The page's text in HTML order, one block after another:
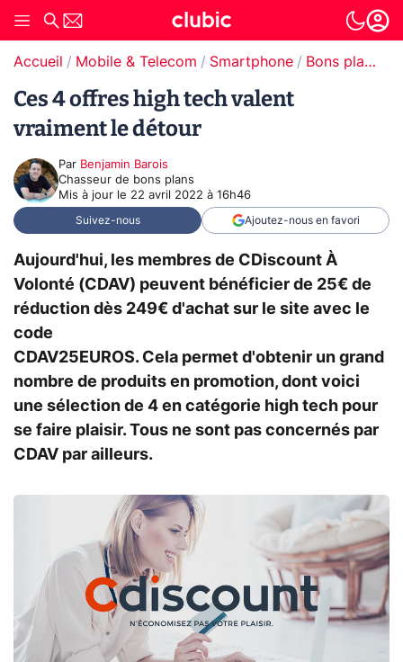
Accueil Mobile & Telecom Smartphone Bons plans Smartphones
Ces 4 offres high tech valent
vraiment le détour
Par Benjamin Barois
Chasseur de bons plans
Mis à jour le 22 avril 2022 à 16h46
Suivez-nous Ajoutez-nous en favori
Aujourd'hui, les membres de CDiscount À
Volonté (CDAV) peuvent bénéficier de 25€ de
réduction dès 249€ d'achat sur le site avec le
code
CDAV25EUROS. Cela permet d'obtenir un grand
nombre de produits en promotion, dont voici
une sélection de 4 en catégorie high tech pour
se faire plaisir. Tous ne sont pas concernés par
CDAV par ailleurs.